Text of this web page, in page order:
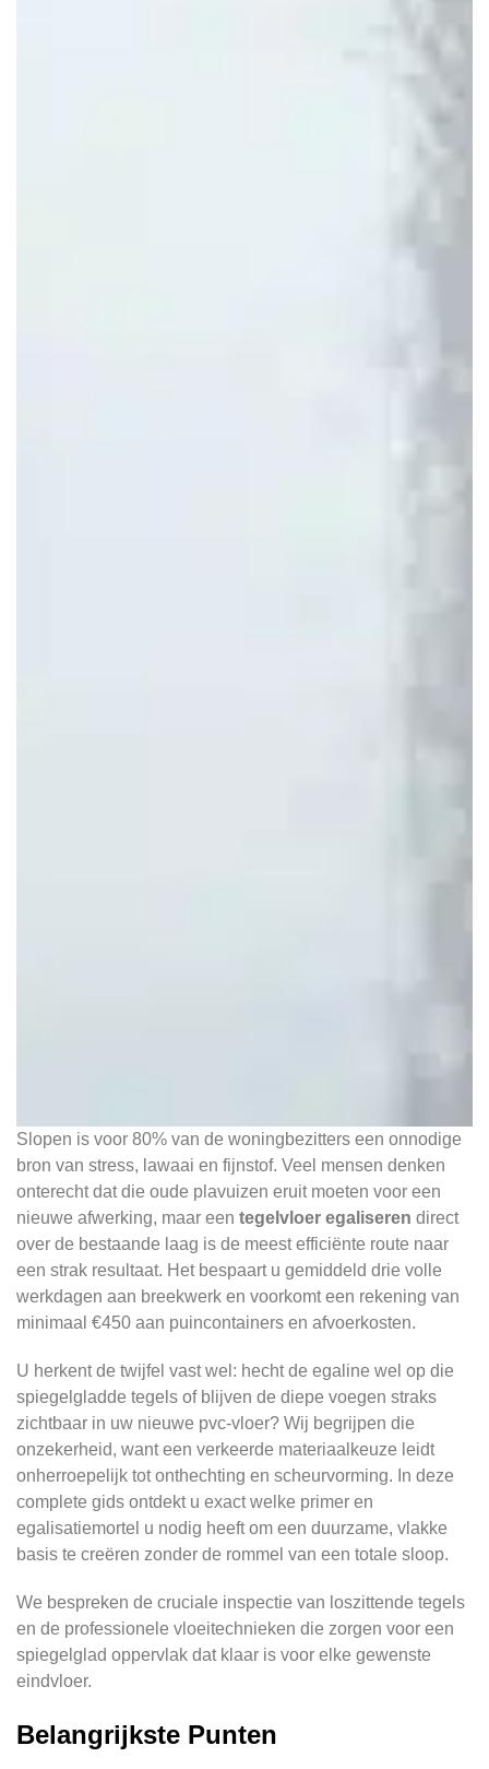
Slopen is voor 80% van de woningbezitters een onnodige
bron van stress, lawaai en fijnstof. Veel mensen denken
onterecht dat die oude plavuizen eruit moeten voor een
nieuwe afwerking, maar een tegelvloer egaliseren direct
over de bestaande laag is de meest efficiënte route naar
een strak resultaat. Het bespaart u gemiddeld drie volle
werkdagen aan breekwerk en voorkomt een rekening van
minimaal €450 aan puincontainers en afvoerkosten.
U herkent de twijfel vast wel: hecht de egaline wel op die
spiegelgladde tegels of blijven de diepe voegen straks
zichtbaar in uw nieuwe pvc-vloer? Wij begrijpen die
onzekerheid, want een verkeerde materiaalkeuze leidt
onherroepelijk tot onthechting en scheurvorming. In deze
complete gids ontdekt u exact welke primer en
egalisatiemortel u nodig heeft om een duurzame, vlakke
basis te creëren zonder de rommel van een totale sloop.
We bespreken de cruciale inspectie van loszittende tegels
en de professionele vloeitechnieken die zorgen voor een
spiegelglad oppervlak dat klaar is voor elke gewenste
eindvloer.
Belangrijkste Punten